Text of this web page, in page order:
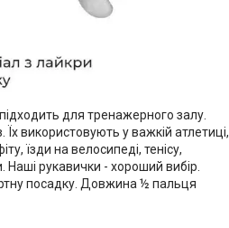
для тренажерного залу.
Їх використовують у важкій атлетиці,
їзди на велосипеді, тенісу,
рукавички - хороший вибір.
посадку. Довжина ½ пальця